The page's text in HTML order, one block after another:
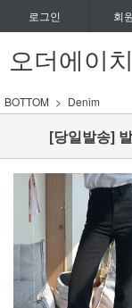
로그인 회
오더에이치
BOTTOM Denim
[당일발송]